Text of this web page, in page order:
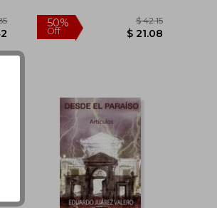
$ 170.85
$ 85.42
50%
Off